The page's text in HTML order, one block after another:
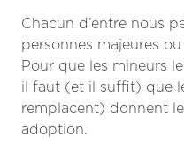
Chacun d’entre nous
personnes majeures
Pour que les mineurs
il faut (et il suffit) que
remplacent) donnent
adoption.